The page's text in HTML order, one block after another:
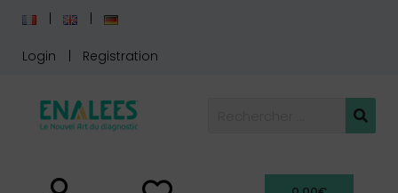
Login Registration